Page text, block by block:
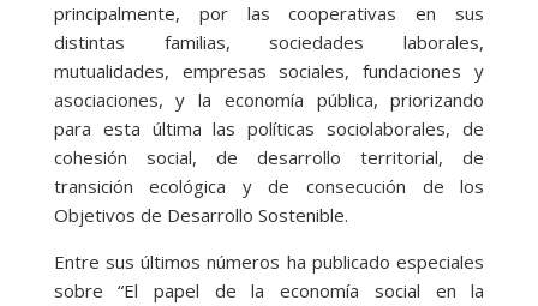
principalmente, por las cooperativas en sus
distintas familias, sociedades laborales,
mutualidades, empresas sociales, fundaciones y
asociaciones, y la economía pública, priorizando
para esta última las políticas sociolaborales, de
cohesión social, de desarrollo territorial, de
transición ecológica y de consecución de los
Objetivos de Desarrollo Sostenible.
Entre sus últimos números ha publicado especiales
sobre “El papel de la economía social en la